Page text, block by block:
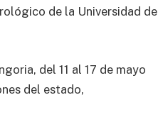
de la Universidad de
del 11 al 17 de mayo
del estado,